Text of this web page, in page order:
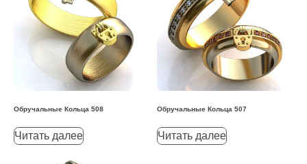
Обручальные Кольца 508
Читать далее
Обручальные Кольца 507
Читать далее